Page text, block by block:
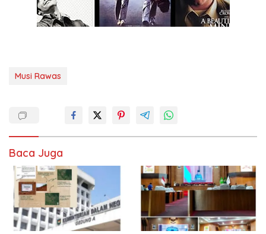
Musi Rawas
Baca Juga